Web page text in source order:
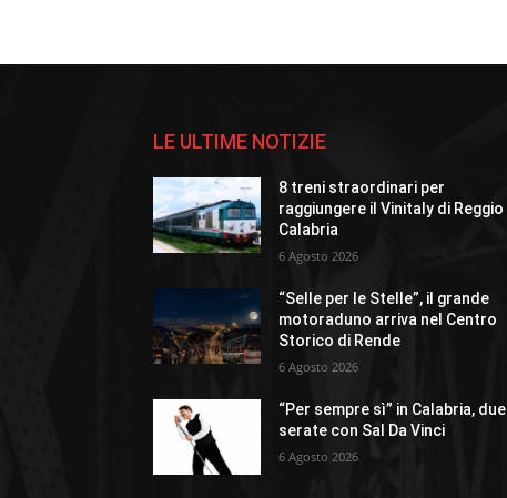
LE ULTIME NOTIZIE
8 treni straordinari per
raggiungere il Vinitaly di Reggio
Calabria
6 Agosto 2026
“Selle per le Stelle”, il grande
motoraduno arriva nel Centro
Storico di Rende
6 Agosto 2026
“Per sempre sì” in Calabria, due
serate con Sal Da Vinci
6 Agosto 2026